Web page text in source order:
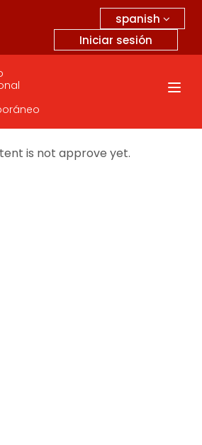
spanish
Iniciar sesión
is not approve yet.